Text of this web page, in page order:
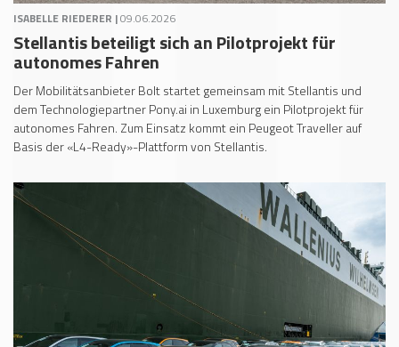
ISABELLE RIEDERER |09.06.2026
Stellantis beteiligt sich an Pilotprojekt für
autonomes Fahren
Der Mobilitätsanbieter Bolt startet gemeinsam mit Stellantis und
dem Technologiepartner Pony.ai in Luxemburg ein Pilotprojekt für
autonomes Fahren. Zum Einsatz kommt ein Peugeot Traveller auf
Basis der «L4-Ready»-Plattform von Stellantis.